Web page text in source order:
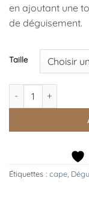
en ajoutant une
de déguisement.
Taille
quantité de
Étiquettes : cape